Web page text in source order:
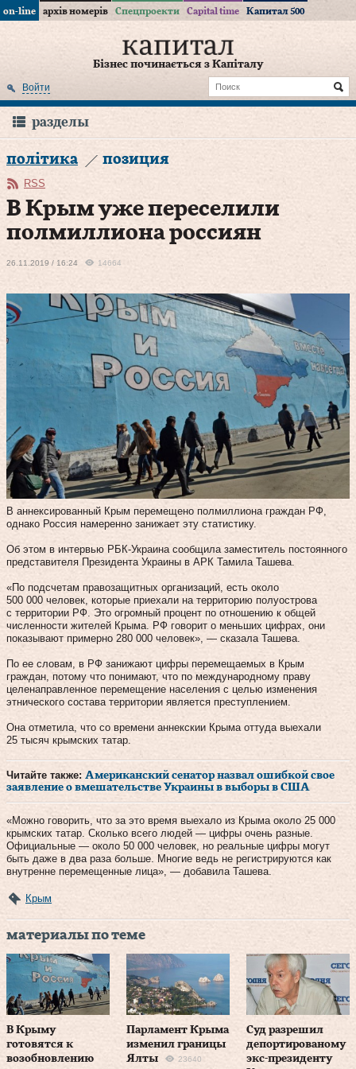
on-line архів номерів Спецпроекти Capital time Капитал 500
Бізнес починається з Капіталу
Войти
разделы
політика позиция
RSS
В Крым уже переселили
полмиллиона россиян
26.11.2019 / 16:24 14664
В аннексированный Крым перемещено полмиллиона граждан РФ,
однако Россия намеренно занижает эту статистику.
Об этом в интервью РБК-Украина сообщила заместитель постоянного
представителя Президента Украины в АРК Тамила Ташева.
«По подсчетам правозащитных организаций, есть около
500 000 человек, которые приехали на территорию полуострова
с территории РФ. Это огромный процент по отношению к общей
численности жителей Крыма. РФ говорит о меньших цифрах, они
показывают примерно 280 000 человек», — сказала Ташева.
По ее словам, в РФ занижают цифры перемещаемых в Крым
граждан, потому что понимают, что по международному праву
целенаправленное перемещение населения с целью изменения
этнического состава территории является преступлением.
Она отметила, что со времени аннекскии Крыма оттуда выехали
25 тысяч крымских татар.
Читайте также: Американский сенатор назвал ошибкой свое
заявление о вмешательстве Украины в выборы в США
«Можно говорить, что за это время выехало из Крыма около 25 000
крымских татар. Сколько всего людей — цифры очень разные.
Официальные — около 50 000 человек, но реальные цифры могут
быть даже в два раза больше. Многие ведь не регистрируются как
внутренне перемещенные лица», — добавила Ташева.
Крым
материалы по теме
В Крыму
готовятся к
возобновлению
Парламент Крыма
изменил границы
Ялты
23640
Суд разрешил
депортированому
экс-президенту